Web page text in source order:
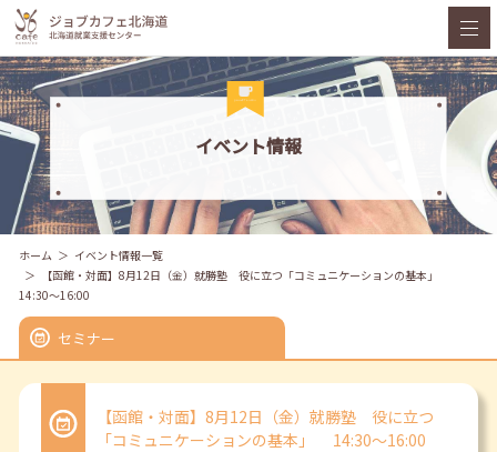
イベント情報
ホーム
イベント情報一覧
【函館・対面】8月12日（金）就勝塾 役に立つ「コミュニケーションの基本」
14:30～16:00
セミナー
【函館・対面】8月12日（金）就勝塾 役に立つ
「コミュニケーションの基本」 14:30～16:00